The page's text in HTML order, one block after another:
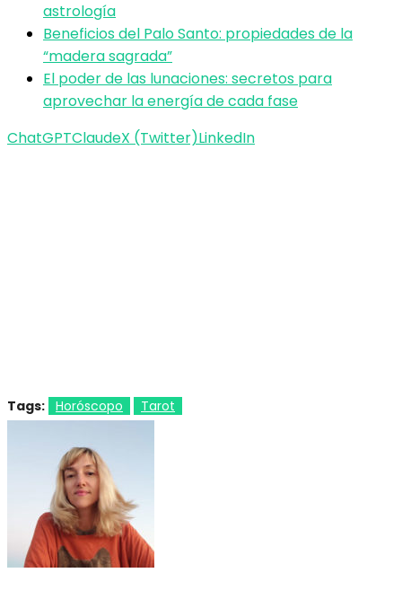
astrología
Beneficios del Palo Santo: propiedades de la
“madera sagrada”
El poder de las lunaciones: secretos para
aprovechar la energía de cada fase
ChatGPTClaudeX (Twitter)LinkedIn
Tags: Horóscopo Tarot